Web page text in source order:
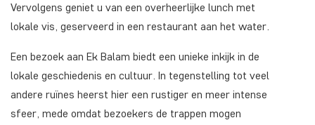
Vervolgens geniet u van een overheerlijke lunch met
lokale vis, geserveerd in een restaurant aan het water.
Een bezoek aan Ek Balam biedt een unieke inkijk in de
lokale geschiedenis en cultuur. In tegenstelling tot veel
andere ruïnes heerst hier een rustiger en meer intense
sfeer, mede omdat bezoekers de trappen mogen